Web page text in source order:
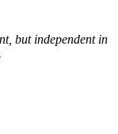
but independent in